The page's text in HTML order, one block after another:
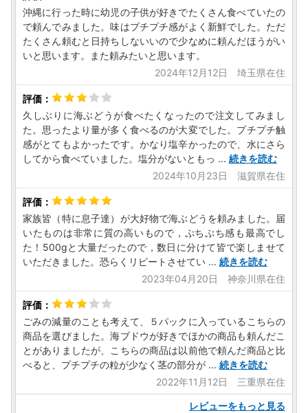
沖縄に行った時に幼児の子供が好きでたくさん食べていたの
で頼んでみました。味はプチプチ感がよく新鮮でした。ただ
たくさん頼むと日持ちしないいので少なめに頼んだほうがい
いと思います。また頼みたいと思います。
2024年12月12日 埼玉県在住
久しぶりに海ぶどうが食べたくなったので注文してみまし
た。思ったより量が多く食べるのが大変でした。プチプチ触
感がとてもよかったです。かなり塩辛かったので、水にさら
してから食べていました。塩分がないともっ ... 続きを読む
2024年10月23日 滋賀県在住
家族皆（特に息子達）が大好物で海ぶどうを頼みました。届
いたものは非常に質の高いもので，ぷちぷち感も最高でし
た！500gと大量だったので，数日に分けて皆で楽しませて
いただきました。恐らくリピートさせてい ... 続きを読む
2023年04月20日 神奈川県在住
ごみの減量のことも考えて、５パックに入っているこちらの
商品を選びました。海ブドウが好きでほかの商品も頼んだこ
とがありましたが、こちらの商品は以前他で頼んだ商品と比
べると、プチプチの粒が少なく茎の部分が ... 続きを読む
2022年11月12日 三重県在住
レビューをもっと見る